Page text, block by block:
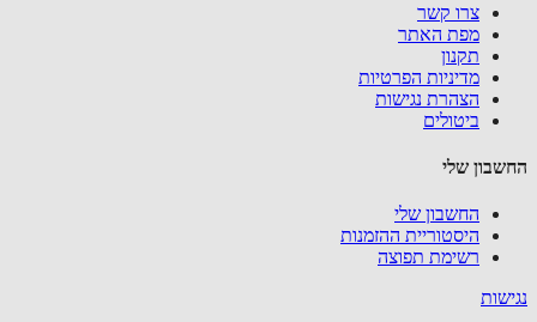
צרו קשר
מפת האתר
תקנון
מדיניות הפרטיות
הצהרת נגישות
ביטולים
שלי
החשבון שלי
היסטוריית ההזמנות
רשימת תפוצה